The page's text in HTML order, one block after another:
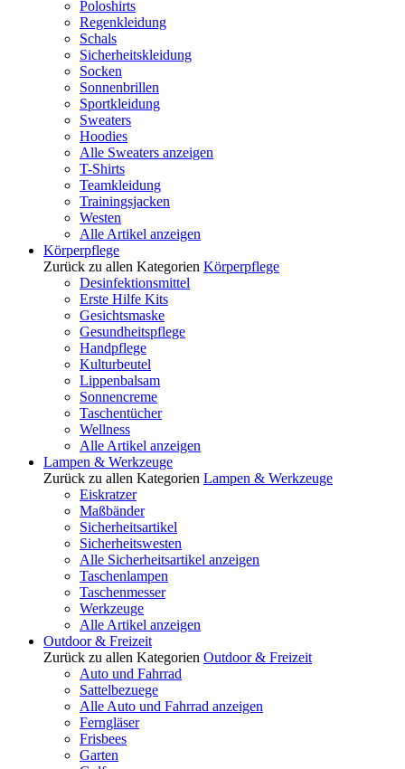
Poloshirts
Regenkleidung
Schals
Sicherheitskleidung
Socken
Sonnenbrillen
Sportkleidung
Sweaters
Hoodies
Alle Sweaters anzeigen
T-Shirts
Teamkleidung
Trainingsjacken
Westen
Alle Artikel anzeigen
Körperpflege
Zurück zu allen Kategorien Körperpflege
Desinfektionsmittel
Erste Hilfe Kits
Gesichtsmaske
Gesundheitspflege
Handpflege
Kulturbeutel
Lippenbalsam
Sonnencreme
Taschentücher
Wellness
Alle Artikel anzeigen
Lampen & Werkzeuge
Zurück zu allen Kategorien Lampen & Werkzeuge
Eiskratzer
Maßbänder
Sicherheitsartikel
Sicherheitswesten
Alle Sicherheitsartikel anzeigen
Taschenlampen
Taschenmesser
Werkzeuge
Alle Artikel anzeigen
Outdoor & Freizeit
Zurück zu allen Kategorien Outdoor & Freizeit
Auto und Fahrrad
Sattelbezuege
Alle Auto und Fahrrad anzeigen
Ferngläser
Frisbees
Garten